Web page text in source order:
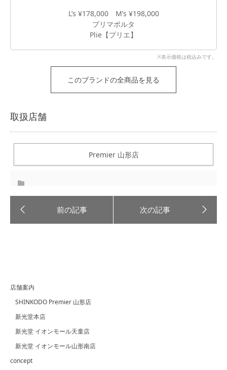
L’s ¥178,000 M’s ¥198,000
プリマポルタ
Plie【プリエ】
※表示価格は税込みです。
このブランドの全商品を見る
取扱店舗
Premier 山形店
店舗案内
SHINKODO Premier 山形店
新光堂本店
新光堂 イオンモール天童店
新光堂 イオンモール山形南店
concept